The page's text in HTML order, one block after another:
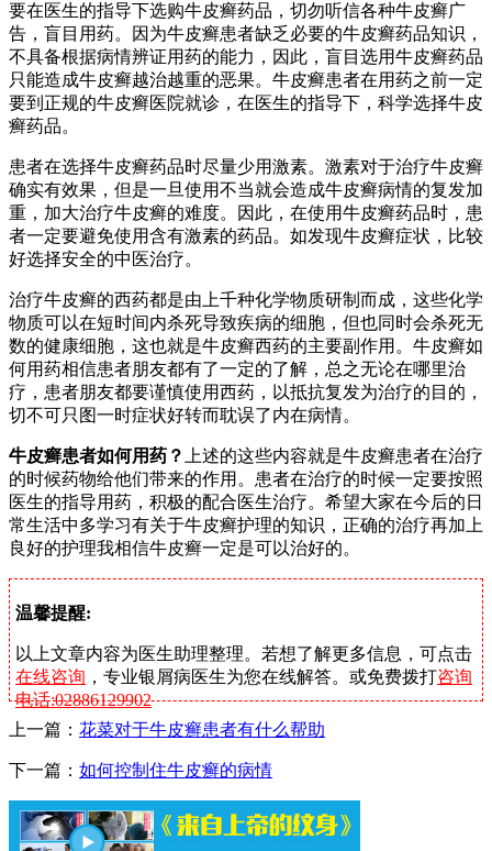
要在医生的指导下选购牛皮癣药品，切勿听信各种牛皮癣广
告，盲目用药。因为牛皮癣患者缺乏必要的牛皮癣药品知识，
不具备根据病情辨证用药的能力，因此，盲目选用牛皮癣药品
只能造成牛皮癣越治越重的恶果。牛皮癣患者在用药之前一定
要到正规的牛皮癣医院就诊，在医生的指导下，科学选择牛皮
癣药品。
患者在选择牛皮癣药品时尽量少用激素。激素对于治疗牛皮癣
确实有效果，但是一旦使用不当就会造成牛皮癣病情的复发加
重，加大治疗牛皮癣的难度。因此，在使用牛皮癣药品时，患
者一定要避免使用含有激素的药品。如发现牛皮癣症状，比较
好选择安全的中医治疗。
治疗牛皮癣的西药都是由上千种化学物质研制而成，这些化学
物质可以在短时间内杀死导致疾病的细胞，但也同时会杀死无
数的健康细胞，这也就是牛皮癣西药的主要副作用。牛皮癣如
何用药相信患者朋友都有了一定的了解，总之无论在哪里治
疗，患者朋友都要谨慎使用西药，以抵抗复发为治疗的目的，
切不可只图一时症状好转而耽误了内在病情。
牛皮癣患者如何用药？
上述的这些内容就是牛皮癣患者在治疗
的时候药物给他们带来的作用。患者在治疗的时候一定要按照
医生的指导用药，积极的配合医生治疗。希望大家在今后的日
常生活中多学习有关于牛皮癣护理的知识，正确的治疗再加上
良好的护理我相信牛皮癣一定是可以治好的。
温馨提醒:
以上文章内容为医生助理整理。若想了解更多信息，可点击
在线咨询 ，专业银屑病医生为您在线解答。或免费拨打咨询
电话:02886129902
上一篇： 花菜对于牛皮癣患者有什么帮助
下一篇： 如何控制住牛皮癣的病情